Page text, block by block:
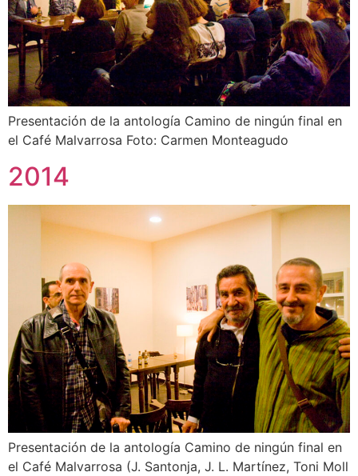
Presentación de la antología Camino de ningún final en
el Café Malvarrosa Foto: Carmen Monteagudo
2014
Presentación de la antología Camino de ningún final en
el Café Malvarrosa (J. Santonja, J. L. Martínez, Toni Moll